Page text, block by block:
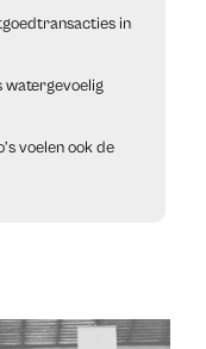
in
watergevoelig
voelen ook de